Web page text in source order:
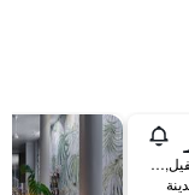
Otres beach 1, سيهانوكفيل, كمبوديا